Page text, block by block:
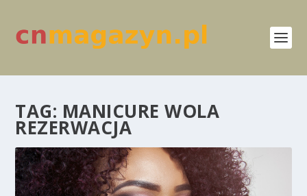
TAG: MANICURE WOLA
REZERWACJA